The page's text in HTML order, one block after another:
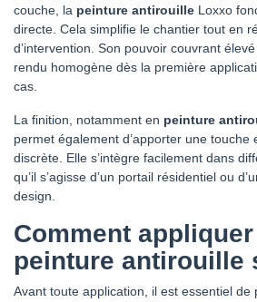
couche, la peinture antirouille Loxxo
directe. Cela simplifie le chantier tout en
d’intervention. Son pouvoir couvrant
rendu homogène dès la première
cas.
La finition, notamment en peinture
permet également d’apporter une touche
discrète. Elle s’intègre facilement dans
qu’il s’agisse d’un portail résidentiel ou
design.
Comment
peinture antirouille
Avant toute application, il est essentiel